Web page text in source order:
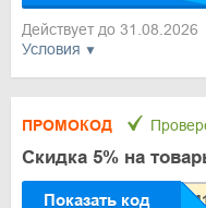
Условия
Действует до 31.08.2026
ПРОМОКОД
Скидка 5% на
Показать код